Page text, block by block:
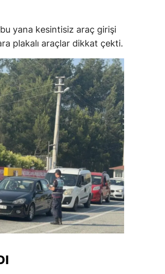
yana kesintisiz araç girişi
plakalı araçlar dikkat çekti.